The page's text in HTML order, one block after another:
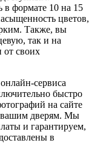
в формате 10 на 15
цветов,
Также, вы
так и на
от своих
сервиса
быстро
на сайте
вашим дверям. Мы
и гарантируем,
в